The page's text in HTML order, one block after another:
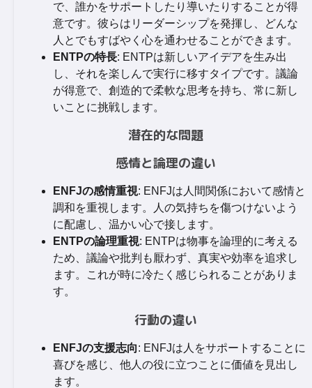
で、誰かをサポートしたり導いたりすることが得
意です。彼らはリーダーシップを発揮し、どんな
人とでもすばやく心を通わせることができます。
ENTPの特長: ENTPは新しいアイデアを生み出
し、それを楽しんで実行に移すタイプです。議論
が得意で、創造的で柔軟な思考を持ち、常に新し
いことに挑戦します。
潜在的な問題
感情と論理の違い
ENFJの感情重視: ENFJは人間関係において感情と
調和を重視します。人の気持ちを傷つけないよう
に配慮し、温かい心で接します。
ENTPの論理重視: ENTPは物事を論理的に考える
ため、議論や批判も厭わず、真実や効率を追求し
ます。これが時に冷たく感じられることがありま
す。
行動の違い
ENFJの支援志向: ENFJは人をサポートすることに
喜びを感じ、他人の役に立つことに価値を見出し
ます。